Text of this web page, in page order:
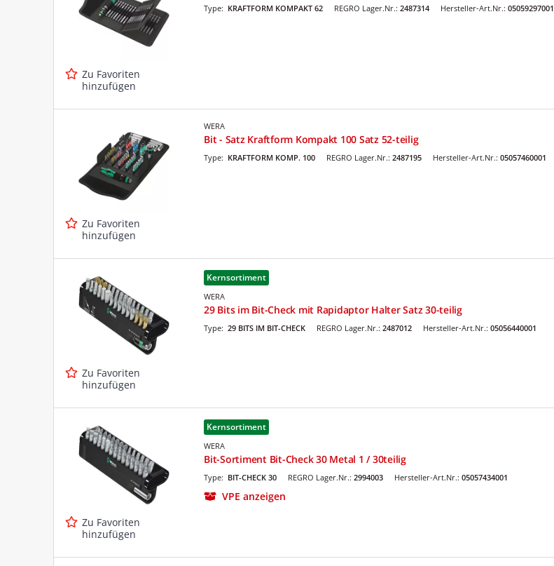
Zu Favoriten
hinzufügen
REGRO Lager.Nr.: 2487314
Type: KRAFTFORM KOMPAKT 62 Hersteller-Art.Nr.: 05059297001
Zu Favoriten
hinzufügen
WERA
Bit - Satz Kraftform Kompakt 100 Satz 52-teilig
REGRO Lager.Nr.: 2487195
Type: KRAFTFORM KOMP. 100 Hersteller-Art.Nr.: 05057460001
Zu Favoriten
hinzufügen
Kernsortiment
WERA
29 Bits im Bit-Check mit Rapidaptor Halter Satz 30-teilig
REGRO Lager.Nr.: 2487012
Type: 29 BITS IM BIT-CHECK Hersteller-Art.Nr.: 05056440001
Zu Favoriten
hinzufügen
Kernsortiment
WERA
Bit-Sortiment Bit-Check 30 Metal 1 / 30teilig
REGRO Lager.Nr.: 2994003
Type: BIT-CHECK 30 Hersteller-Art.Nr.: 05057434001
VPE anzeigen